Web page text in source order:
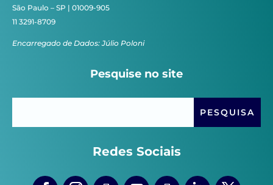
São Paulo – SP | 01009-905
11 3291-8709
Encarregado de Dados: Júlio Poloni
Pesquise no site
Redes Sociais